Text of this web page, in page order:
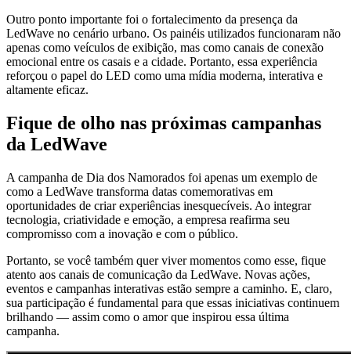
Outro ponto importante foi o fortalecimento da presença da
LedWave no cenário urbano. Os painéis utilizados funcionaram não
apenas como veículos de exibição, mas como canais de conexão
emocional entre os casais e a cidade. Portanto, essa experiência
reforçou o papel do LED como uma mídia moderna, interativa e
altamente eficaz.
Fique de olho nas próximas campanhas
da LedWave
A campanha de Dia dos Namorados foi apenas um exemplo de
como a LedWave transforma datas comemorativas em
oportunidades de criar experiências inesquecíveis. Ao integrar
tecnologia, criatividade e emoção, a empresa reafirma seu
compromisso com a inovação e com o público.
Portanto, se você também quer viver momentos como esse, fique
atento aos canais de comunicação da LedWave. Novas ações,
eventos e campanhas interativas estão sempre a caminho. E, claro,
sua participação é fundamental para que essas iniciativas continuem
brilhando — assim como o amor que inspirou essa última
campanha.